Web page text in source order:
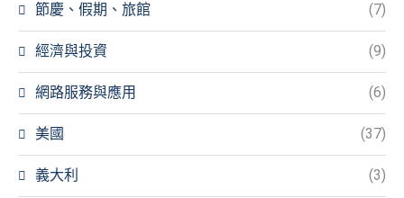
節慶、假期、旅館 (7)
經濟與投資 (9)
網路服務與應用 (6)
美國 (37)
義大利 (3)